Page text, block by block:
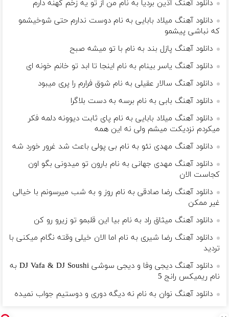
دانلود آهنگ آذین بردیا به نام من از تو یه زخم کهنه دارم
دانلود آهنگ میلاد بابایی به نام دوست ندارم حتی شوخیشمو
که نباشی پیشمو
دانلود آهنگ پازل بند به نام با تو میشه صبح
دانلود آهنگ یاسر بینام به نام اینجا تا ابد تو خانم خونه ای
دانلود آهنگ سالار عقیلی به نام شوق فرارم را پری میبود
دانلود آهنگ بابی به نام برسه به دست بلاگرا
دانلود آهنگ میلاد بابایی به نام پای ثابت دیوونه دلمه فکر
میکردم نزدیکت میشم ولی نه این همه
دانلود آهنگ مهدی نئو به نام بی پولی باعث شد غرور خورد شه
دانلود آهنگ مهدی جهانی به نام بارون تو میدونی بگو اون
کجاست الان
دانلود آهنگ رضا صادقی به نام روز و به شب میرسونم با خیالی
غیر ممکن
دانلود آهنگ میثاق راد به نام بیا این قلبمو تو زیرو رو کن
دانلود آهنگ رضا شیری به نام اما الان خیلی وقته نگام میکنی با
تردید
دانلود آهنگ دیجی وفا و دیجی سوشی DJ Vafa & DJ Soushi به
نام ریمیکس رانج 5
دانلود آهنگ نوان به نام نه دیگه دوری و دوستیم جواب نمیده